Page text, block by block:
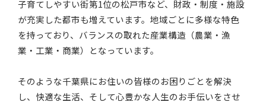
子育てしやすい街第1位の松戸市など、財政・制度・施設
が充実した都市も増えています。地域ごとに多様な特色
を持っており、バランスの取れた産業構造（農業・漁
業・工業・商業）となっています。
そのような千葉県にお住いの皆様のお困りごとを解決
し、快適な生活、そして心豊かな人生のお手伝いをさせ